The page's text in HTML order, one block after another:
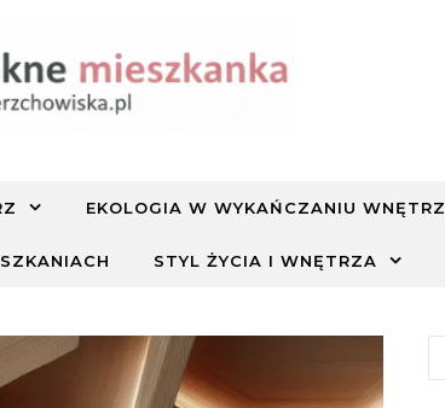
EKOLOGIA W WYKAŃCZANIU WNĘTRZ
STYL ŻYCIA I WNĘTRZA